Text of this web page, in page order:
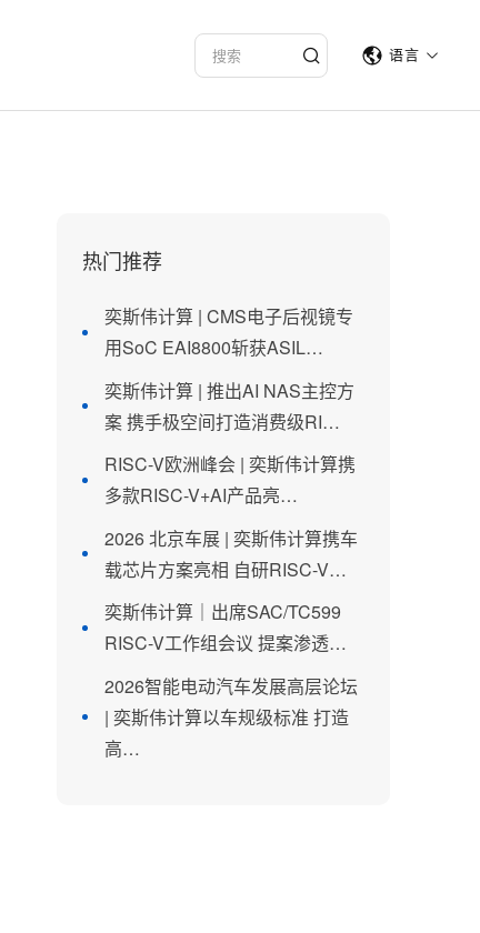
语言
热门推荐
奕斯伟计算 | CMS电子后视镜专
用SoC EAI8800斩获ASIL…
奕斯伟计算 | 推出AI NAS主控方
案 携手极空间打造消费级RI…
RISC-V欧洲峰会 | 奕斯伟计算携
多款RISC-V+AI产品亮…
2026 北京车展 | 奕斯伟计算携车
载芯片方案亮相 自研RISC-V…
奕斯伟计算｜出席SAC/TC599
RISC-V工作组会议 提案渗透…
2026智能电动汽车发展高层论坛
| 奕斯伟计算以车规级标准 打造
高…